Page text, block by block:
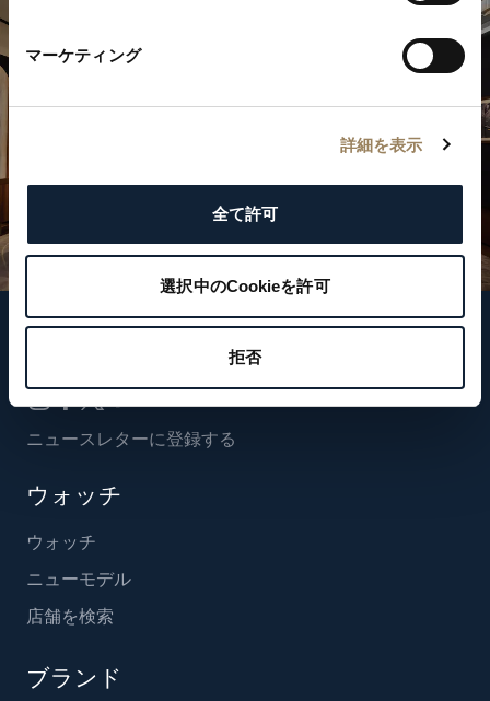
マーケティング
詳細を表示
全て許可
選択中のCookieを許可
拒否
ニュースレターに登録する
ウォッチ
ウォッチ
ニューモデル
店舗を検索
ブランド